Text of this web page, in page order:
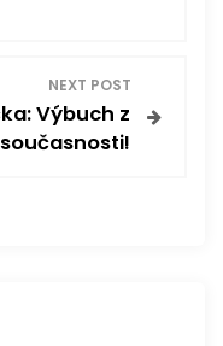
NEXT POST
Výbuch z